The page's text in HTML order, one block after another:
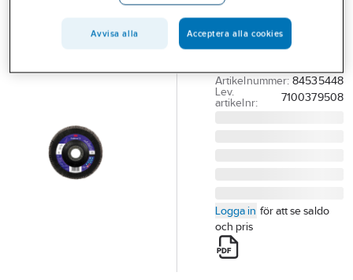
LAMELLRONDELL 3M
1169F PLAN
CUBITRON3 K60
Artikelnummer: 84535448
Lev.
artikelnr:
7100379508
Logga in för att se saldo
och pris
Avvisa alla Acceptera alla cookies